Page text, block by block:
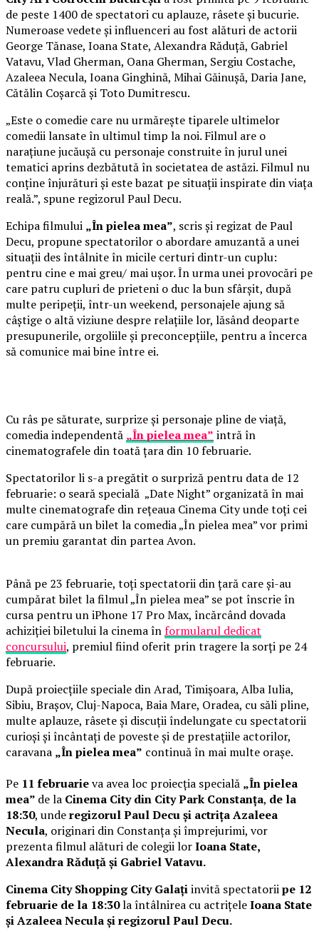
de peste 1400 de spectatori cu aplauze, râsete și bucurie.
Numeroase vedete și influenceri au fost alături de actorii
George Tănase, Ioana State, Alexandra Răduță, Gabriel
Vatavu, Vlad Gherman, Oana Gherman, Sergiu Costache,
Azaleea Necula, Ioana Ginghină, Mihai Găinușă, Daria Jane,
Cătălin Coșarcă și Toto Dumitrescu.
„Este o comedie care nu urmărește tiparele ultimelor
comedii lansate în ultimul timp la noi. Filmul are o
narațiune jucăușă cu personaje construite în jurul unei
tematici aprins dezbătută în societatea de astăzi. Filmul nu
conține înjurături și este bazat pe situații inspirate din viața
reală.”, spune regizorul Paul Decu.
Echipa filmului „În pielea mea”, scris și regizat de Paul
Decu, propune spectatorilor o abordare amuzantă a unei
situații des întâlnite în micile certuri dintr-un cuplu:
pentru cine e mai greu/ mai ușor. În urma unei provocări pe
care patru cupluri de prieteni o duc la bun sfârșit, după
multe peripeții, într-un weekend, personajele ajung să
câștige o altă viziune despre relațiile lor, lăsând deoparte
presupunerile, orgoliile și preconcepțiile, pentru a încerca
să comunice mai bine între ei.
Cu râs pe săturate, surprize și personaje pline de viață,
comedia independentă „În pielea mea” intră în
cinematografele din toată țara din 10 februarie.
Spectatorilor li s-a pregătit o surpriză pentru data de 12
februarie: o seară specială „Date Night” organizată în mai
multe cinematografe din rețeaua Cinema City unde toți cei
care cumpără un bilet la comedia „În pielea mea” vor primi
un premiu garantat din partea Avon.
Până pe 23 februarie, toți spectatorii din țară care și-au
cumpărat bilet la filmul „În pielea mea” se pot înscrie în
cursa pentru un iPhone 17 Pro Max, încărcând dovada
achiziției biletului la cinema înformularul dedicat
concursului, premiul fiind oferit prin tragere la sorți pe 24
februarie.
După proiecțiile speciale din Arad, Timișoara, Alba Iulia,
Sibiu, Brașov, Cluj-Napoca, Baia Mare, Oradea, cu săli pline,
multe aplauze, râsete și discuții îndelungate cu spectatorii
curioși și încântați de poveste și de prestațiile actorilor,
caravana „În pielea mea” continuă în mai multe orașe.
Pe 11 februarieva avea loc proiecția specială „În pielea
mea” de la Cinema City din City Park Constanța, de la
18:30, underegizorul Paul Decu și actrița Azaleea
Necula, originari din Constanța și împrejurimi, vor
prezenta filmul alături de colegii lorIoana State,
Alexandra Răduță și Gabriel Vatavu.
Cinema City Shopping City Galațiinvită spectatoriipe 12
februarie de la 18:30la întâlnirea cu actrițeleIoana State
și Azaleea Necula și regizorul Paul Decu.